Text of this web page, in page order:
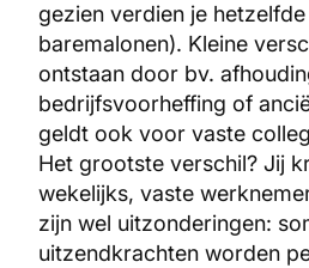
gezien verdien je
baremalonen). Kleine
ontstaan door bv.
bedrijfsvoorheffing of
geldt ook voor vaste
Het grootste verschil? Jij
wekelijks, vaste
zijn wel uitzonderingen:
uitzendkrachten worden